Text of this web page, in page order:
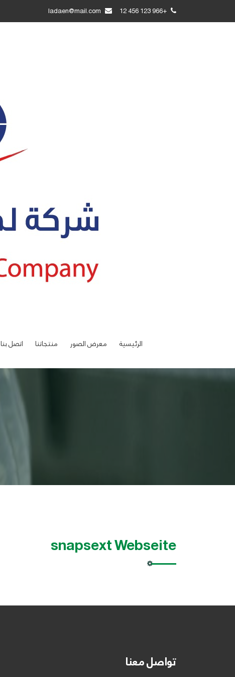
+966 123 456 12
الرئيسية معرض الصور منتجاتنا اتصل بنا
snapsext Webseite
تواصل معنا